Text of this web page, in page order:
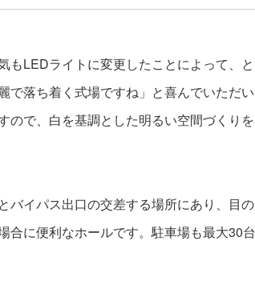
もLEDライトに変更したことによって、と
で落ち着く式場ですね」と喜んでいただい
ので、白を基調とした明るい空間づくりを
バイパス出口の交差する場所にあり、目の
合に便利なホールです。駐車場も最大30台